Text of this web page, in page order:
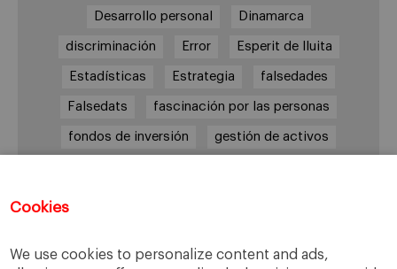
Cookies
We use cookies to personalize content and ads,
Desarrollo personal Dinamarca
discriminación Error Esperit de lluita
Estadísticas Estrategia falsedades
Falsedats fascinación por las personas
fondos de inversión gestión de activos
Management marketing Medidas